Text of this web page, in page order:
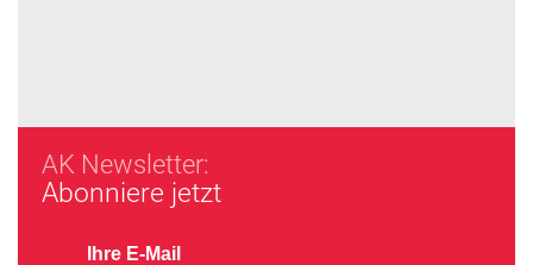
AK Newsletter:
Abonniere jetzt
Ihre E-Mail